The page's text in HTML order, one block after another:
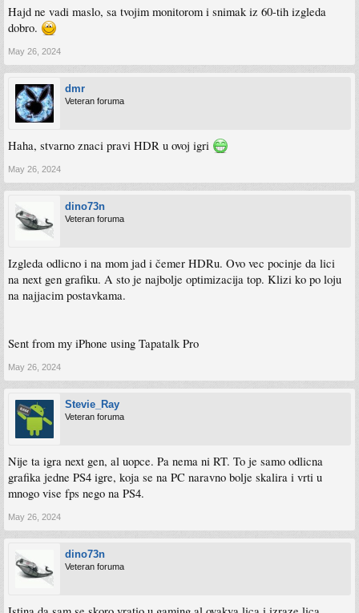
Hajd ne vadi maslo, sa tvojim monitorom i snimak iz 60-tih izgleda
dobro.
May 26, 2024
dmr
Veteran foruma
Haha, stvarno znaci pravi HDR u ovoj igri
May 26, 2024
dino73n
Veteran foruma
Izgleda odlicno i na mom jad i čemer HDRu. Ovo vec pocinje da lici
na next gen grafiku. A sto je najbolje optimizacija top. Klizi ko po loju
na najjacim postavkama.
Sent from my iPhone using Tapatalk Pro
May 26, 2024
Stevie_Ray
Veteran foruma
Nije ta igra next gen, al uopce. Pa nema ni RT. To je samo odlicna
grafika jedne PS4 igre, koja se na PC naravno bolje skalira i vrti u
mnogo vise fps nego na PS4.
May 26, 2024
dino73n
Veteran foruma